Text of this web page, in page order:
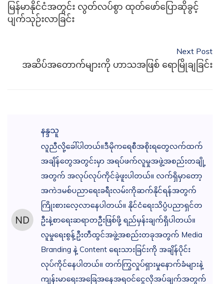
မြန်မာနိုင်ငံအတွင်း လွတ်လပ်စွာ ထုတ်ဖော်ပြောဆိုခွင့်
ပျက်သုဉ်းလာခြင်း
Next Post
အဆိပ်အတောက်များကို ဟာသအဖြစ် ရောမြိုချခြင်း
နန္ဒသူ
လူညီလို့ခေါ်ပါတယ်။ဒီမိုကရေစီအစိုးရတွေလက်ထက်
အချိန်တွေအတွင်းမှာ အရပ်ဖက်လူမှုအဖွဲ့အစည်းတချို့
အတွက် အလုပ်လုပ်ကိုင်ခဲ့ဖူးပါတယ်။ လက်ရှိမှာတော့
အကဲဒမစ်ပညာရေးခရီးလမ်းကိုဆက်နိုင်ရန်အတွက်
ကြိုးစားလေ့လာနေပါတယ်။ နိုင်ငံရေးသိပ္ပံပညာရှင်တ
ဦးနဲ့စာရေးဆရာတဦးဖြစ်ဖို့ ရည်မှန်းချက်ရှိပါတယ်။
လူမှုရေးစွန့်ဦးတီထွင်အဖွဲ့အစည်းတခုအတွက် Media
Branding နဲ့ Content ရေးသားခြင်းကို အချိန်ပိုင်း
လုပ်ကိုင်‌နေပါတယ်။ တက်ကြွလှုပ်ရှားမှုနောက်ခံများနဲ့
ကျန်းမာရေးအခြေအနေအရ‌ဝင်ငွေလိုအပ်ချက်အတွက်